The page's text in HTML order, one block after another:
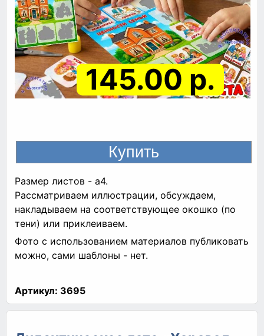
145.00 р.
Размер листов - а4.
Рассматриваем иллюстрации, обсуждаем,
накладываем на соответствующее окошко (по
тени) или приклеиваем.
Фото с использованием материалов публиковать
можно, сами шаблоны - нет.
Артикул: 3695